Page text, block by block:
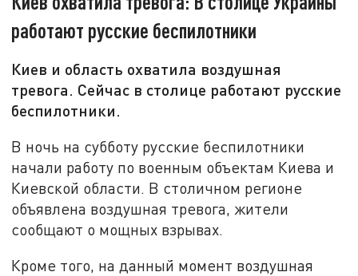
работают русские беспилотники
Киев и область охватила воздушная
тревога. Сейчас в столице работают русские
беспилотники.
В ночь на субботу русские беспилотники
начали работу по военным объектам Киева и
Киевской области. В столичном регионе
объявлена воздушная тревога, жители
сообщают о мощных взрывах.
Кроме того, на данный момент воздушная